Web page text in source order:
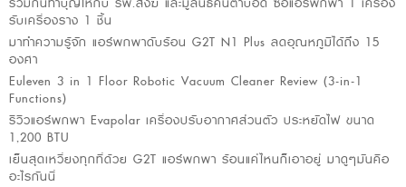
รับเครื่องราง 1 ชิ้น
มาทำความรู้จัก แอร์พกพาดับร้อน G2T N1 Plus ลดอุณหภูมิได้ถึง 15
องศา
Euleven 3 in 1 Floor Robotic Vacuum Cleaner Review (3-in-1
Functions)
รีวิวแอร์พกพา Evapolar เครื่องปรับอากาศส่วนตัว ประหยัดไฟ ขนาด
1,200 BTU
เย็นสุดเหวี่ยงทุกที่ด้วย G2T แอร์พกพา ร้อนแค่ไหนก็เอาอยู่ มาดูๆมันคือ
อะไรกันนี่